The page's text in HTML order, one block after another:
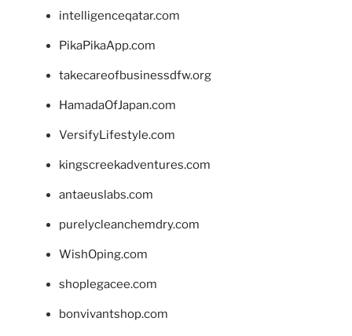
intelligenceqatar.com
PikaPikaApp.com
takecareofbusinessdfw.org
HamadaOfJapan.com
VersifyLifestyle.com
kingscreekadventures.com
antaeuslabs.com
purelycleanchemdry.com
WishOping.com
shoplegacee.com
bonvivantshop.com